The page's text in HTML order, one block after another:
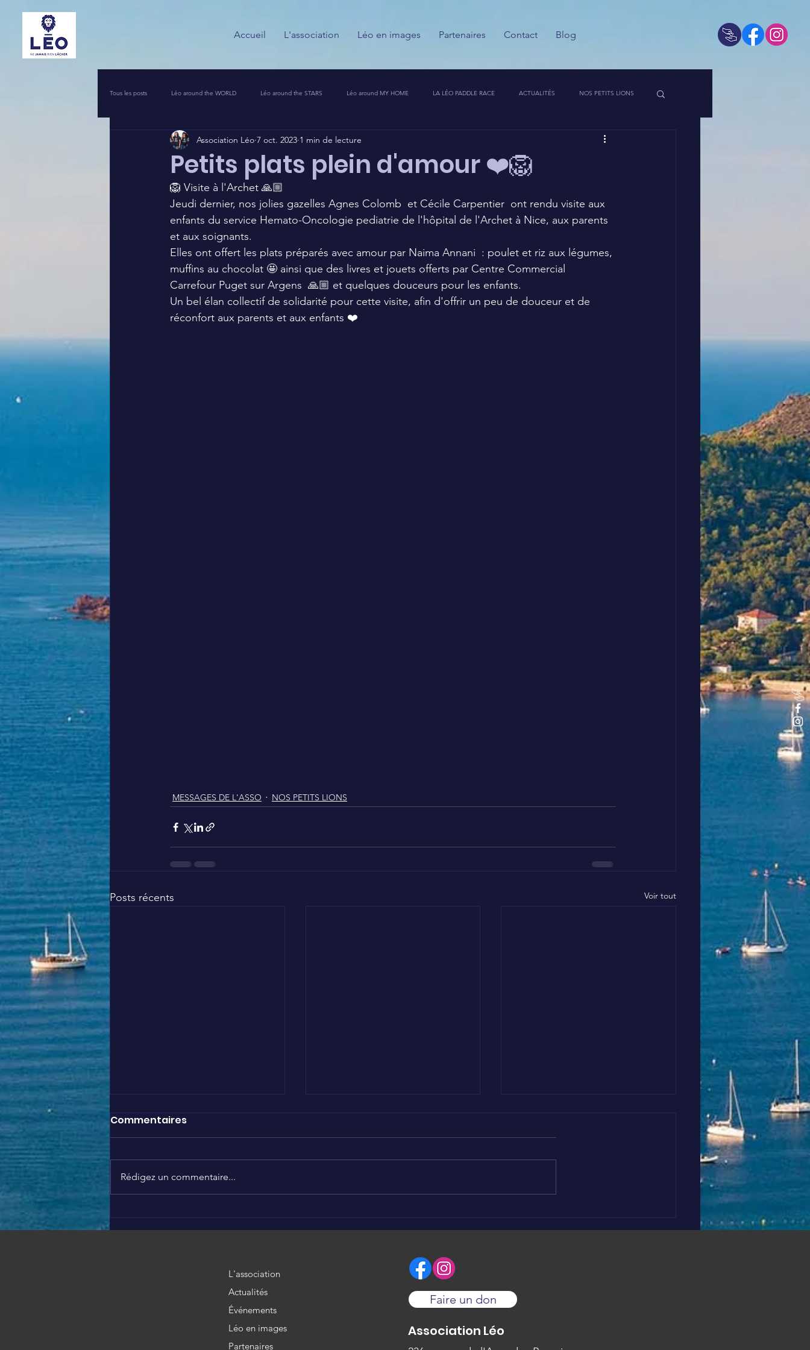
Accueil L'association Léo en images Partenaires Contact Blog
Tous les posts Léo around the WORLD Léo around the STARS Léo around MY HOME LA LÉO PADDLE RACE ACTUALITÉS NOS PETITS LIONS
VOS INITIATIVES SOLIDAIRES COIN PRESSE CALENDRIER DES GUERRIERS DU PALAIS
UNE NUIT POUR 2500 VOIX LEO PIERROT CHALLENGE 🦁🚀
Petits plats plein d'amour ❤️🦁
Association Léo 7 oct. 2023 1 min de lecture
🦁 Visite à l'Archet 🙏🏼
Jeudi dernier, nos jolies gazelles Agnes Colomb  et Cécile Carpentier  ont rendu visite aux
enfants du service Hemato-Oncologie pediatrie de l'hôpital de l'Archet à Nice, aux parents
et aux soignants.
Elles ont offert les plats préparés avec amour par Naima Annani  : poulet et riz aux légumes,
muffins au chocolat 🤩 ainsi que des livres et jouets offerts par Centre Commercial
Carrefour Puget sur Argens  🙏🏼 et quelques douceurs pour les enfants.
Un bel élan collectif de solidarité pour cette visite, afin d'offrir un peu de douceur et de
réconfort aux parents et aux enfants ❤️
MESSAGES DE L'ASSO NOS PETITS LIONS
Posts récents Voir tout
SEPTEMBRE EN OR 🎗️
Nous soutenons Brigitte
❤️
SEPTEMBRE EN OR 🎗️
Commentaires
Rédigez un commentaire...
L'association
Actualités
Événements
Léo en images
Partenaires
Faire un don
Association Léo